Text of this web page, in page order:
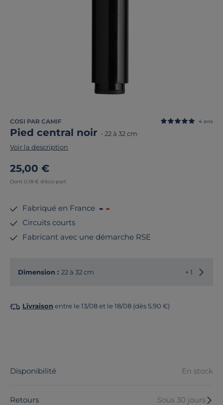
COSI PAR CAMIF
Pied central noir - 22 à 32 cm
4 avis
Voir la description
25,00 €
Dont 0,18 € d'éco-part
Fabriqué en France
Circuits courts
Fabricant avec une démarche RSE
Dimension : 22 à 32 cm + 1
Livraison entre le 13/08 et le 18/08 (dès 5,90 €)
Disponibilité En stock
Retours Sous 30 jours